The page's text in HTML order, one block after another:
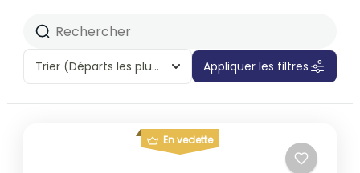
Trier (Départs les plus proches) Appliquer les filtres
En vedette